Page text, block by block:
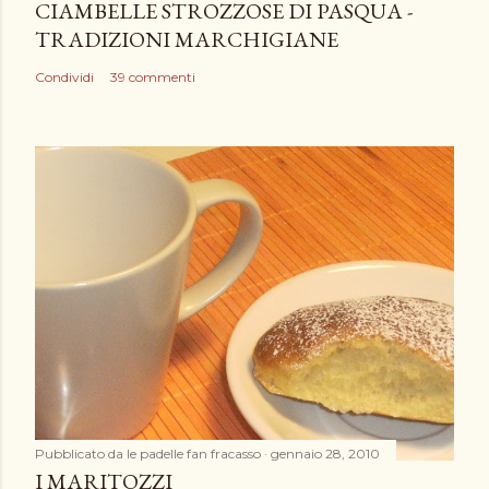
n
t
o
CIAMBELLE STROZZOSE DI PASQUA -
TRADIZIONI MARCHIGIANE
Condividi 39 commenti
Pubblicato da le padelle fan fracasso gennaio 28, 2010
I MARITOZZI